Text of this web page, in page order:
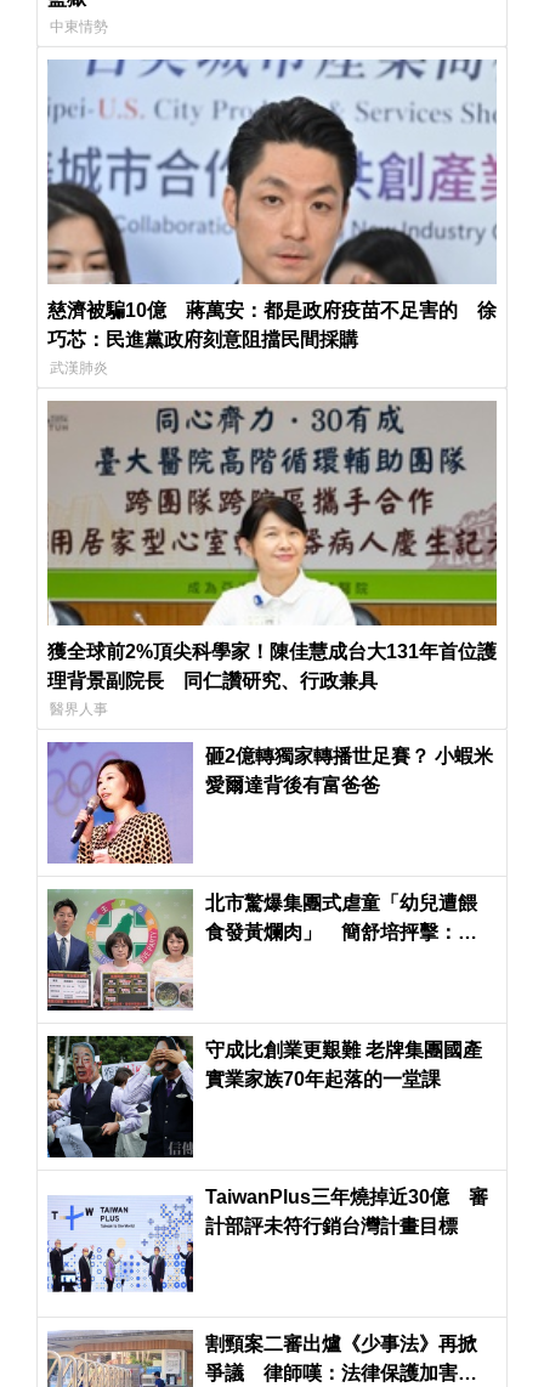
中東情勢
慈濟被騙10億 蔣萬安：都是政府疫苗不足害的 徐
巧芯：民進黨政府刻意阻擋民間採購
武漢肺炎
獲全球前2%頂尖科學家！陳佳慧成台大131年首位護
理背景副院長 同仁讚研究、行政兼具
醫界人事
砸2億轉獨家轉播世足賽？ 小蝦米
愛爾達背後有富爸爸
北市驚爆集團式虐童「幼兒遭餵
食發黃爛肉」 簡舒培抨擊：蔣
守成比創業更艱難 老牌集團國產
實業家族70年起落的一堂課
TaiwanPlus三年燒掉近30億 審
計部評未符行銷台灣計畫目標
割頸案二審出爐《少事法》再掀
爭議 律師嘆：法律保護加害者...